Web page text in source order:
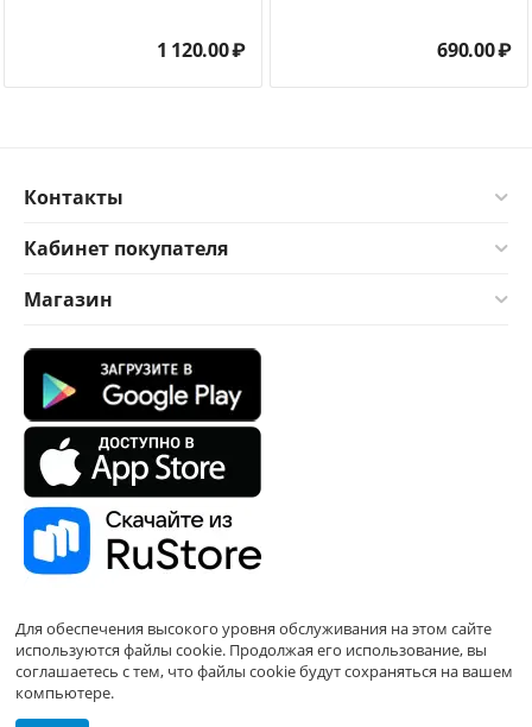
1 120.00₽ 690.00₽
Контакты
Кабинет покупателя
Магазин
Для обеспечения высокого уровня обслуживания на этом сайте
используются файлы cookie. Продолжая его использование, вы
соглашаетесь с тем, что файлы cookie будут сохраняться на вашем
компьютере.